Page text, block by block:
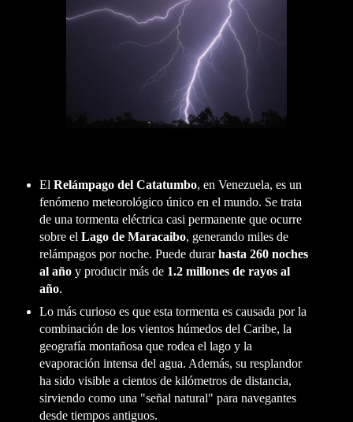
El Relámpago del Catatumbo, en Venezuela, es un
fenómeno meteorológico único en el mundo. Se trata
de una tormenta eléctrica casi permanente que ocurre
sobre el Lago de Maracaibo, generando miles de
relámpagos por noche. Puede durarhasta 260 noches
al añoy producir más de 1.2 millones de rayos al
año.
Lo más curioso es que esta tormenta es causada por la
combinación de los vientos húmedos del Caribe, la
geografía montañosa que rodea el lago y la
evaporación intensa del agua. Además, su resplandor
ha sido visible a cientos de kilómetros de distancia,
sirviendo como una "señal natural" para navegantes
desde tiempos antiguos.